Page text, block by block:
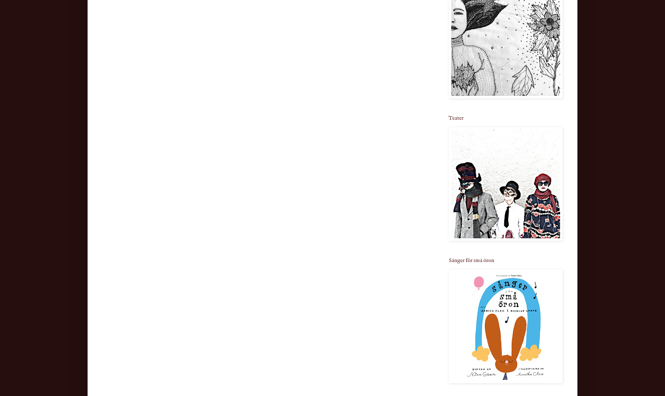
Teater
Sånger för små öron